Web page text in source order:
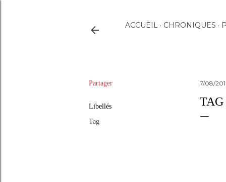
ACCUEIL CHRONIQUES
Partager
Libellés
Tag
7/08/
TAG